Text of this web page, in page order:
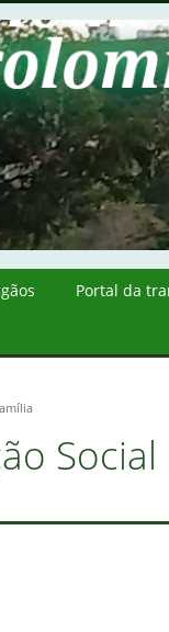
Portal da